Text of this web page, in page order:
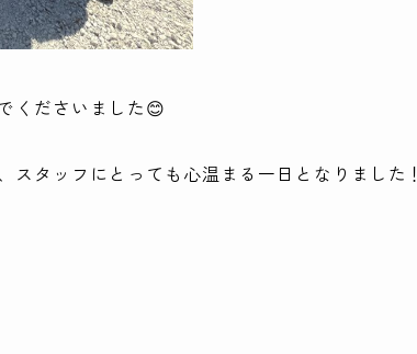
くださいました😊
タッフにとっても心温まる一日となりました！